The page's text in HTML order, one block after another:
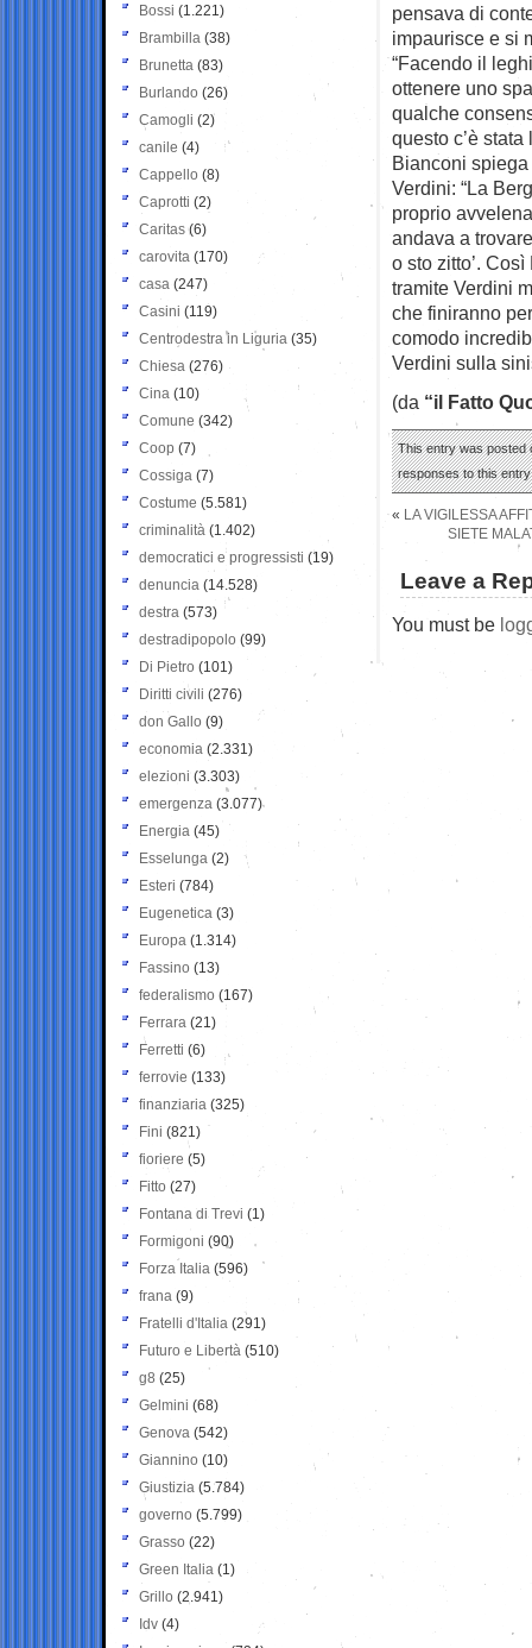
pensava di
impaurisce e si
“Facendo il
ottenere uno
qualche
questo c’è stata
Bianconi spiega
Verdini: “La
proprio
andava a
o sto zitto’.
tramite Verdini
che finiranno
comodo
Verdini sulla
(da “il Fatto
This entry was posted
responses to this
« LA VIGILESSA
SIETE
Leave a
You must be
Bossi (1.221)
Brambilla (38)
Brunetta (83)
Burlando (26)
Camogli (2)
canile (4)
Cappello (8)
Caprotti (2)
Caritas (6)
carovita (170)
casa (247)
Casini (119)
Centrodestra in Liguria (35)
Chiesa (276)
Cina (10)
Comune (342)
Coop (7)
Cossiga (7)
Costume (5.581)
criminalità (1.402)
democratici e progressisti (19)
denuncia (14.528)
destra (573)
destradipopolo (99)
Di Pietro (101)
Diritti civili (276)
don Gallo (9)
economia (2.331)
elezioni (3.303)
emergenza (3.077)
Energia (45)
Esselunga (2)
Esteri (784)
Eugenetica (3)
Europa (1.314)
Fassino (13)
federalismo (167)
Ferrara (21)
Ferretti (6)
ferrovie (133)
finanziaria (325)
Fini (821)
fioriere (5)
Fitto (27)
Fontana di Trevi (1)
Formigoni (90)
Forza Italia (596)
frana (9)
Fratelli d'Italia (291)
Futuro e Libertà (510)
g8 (25)
Gelmini (68)
Genova (542)
Giannino (10)
Giustizia (5.784)
governo (5.799)
Grasso (22)
Green Italia (1)
Grillo (2.941)
Idv (4)